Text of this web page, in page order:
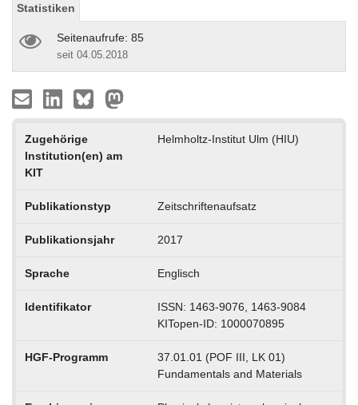
Statistiken
Seitenaufrufe: 85
seit 04.05.2018
Zugehörige
Institution(en) am
KIT
Helmholtz-Institut Ulm (HIU)
Publikationstyp Zeitschriftenaufsatz
Publikationsjahr 2017
Sprache Englisch
Identifikator
ISSN: 1463-9076, 1463-9084
KITopen-ID: 1000070895
HGF-Programm
37.01.01 (POF III, LK 01)
Fundamentals and Materials